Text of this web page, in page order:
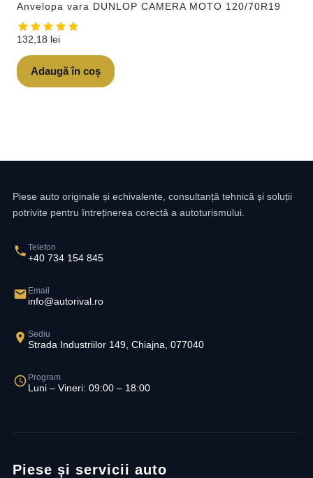
Anvelopa vara DUNLOP CAMERA MOTO 120/70R19
132,18 lei
Adaugă în coș
Piese auto originale și echivalente, consultanță tehnică și soluții
potrivite pentru întreținerea corectă a autoturismului.
Telefon
+40 734 154 845
Email
info@autorival.ro
Sediu
Strada Industriilor 149, Chiajna, 077040
Program
Luni – Vineri: 09:00 – 18:00
Piese și servicii auto